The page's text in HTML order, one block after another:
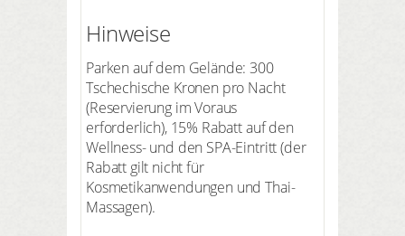
Hinweise
Parken auf dem Gelände: 300
Tschechische Kronen pro Nacht
(Reservierung im Voraus
erforderlich), 15% Rabatt auf den
Wellness- und den SPA-Eintritt (der
Rabatt gilt nicht für
Kosmetikanwendungen und Thai-
Massagen).